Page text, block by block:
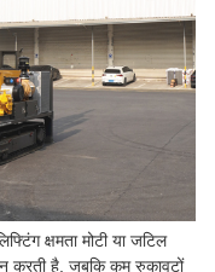
क्षमता मोटी या जटिल
करती है, जबकि कम रुकावटों